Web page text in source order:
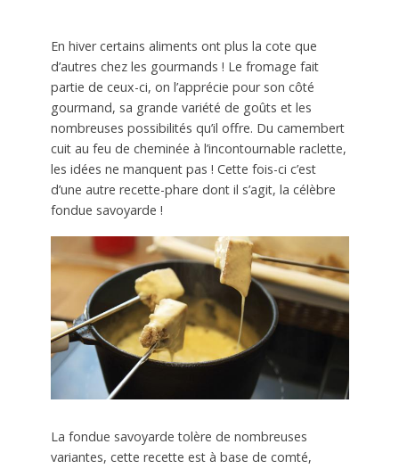
En hiver certains aliments ont plus la cote que
d’autres chez les gourmands ! Le fromage fait
partie de ceux-ci, on l’apprécie pour son côté
gourmand, sa grande variété de goûts et les
nombreuses possibilités qu’il offre. Du camembert
cuit au feu de cheminée à l’incontournable raclette,
les idées ne manquent pas ! Cette fois-ci c’est
d’une autre recette-phare dont il s’agit, la célèbre
fondue savoyarde !
La fondue savoyarde tolère de nombreuses
variantes, cette recette est à base de comté,